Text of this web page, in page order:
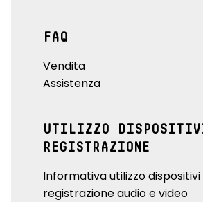
FAQ
Vendita
Assistenza
UTILIZZO
REGISTRAZIONE
Informativa utilizzo dispositivi
registrazione audio e video